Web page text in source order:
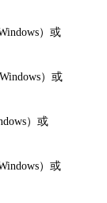
）或
）或
）或
）或